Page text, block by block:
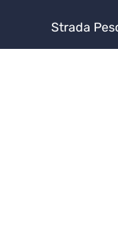
Strada